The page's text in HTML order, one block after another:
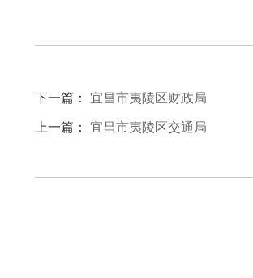
下一篇： 宜昌市夷陵区财政局
上一篇： 宜昌市夷陵区交通局